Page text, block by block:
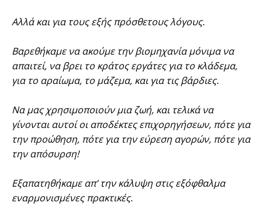
Αλλά και για τους εξής πρόσθετους λόγους.
Βαρεθήκαμε να ακούμε την βιομηχανία μόνιμα να
απαιτεί, να βρει το κράτος εργάτες για το κλάδεμα,
για το αραίωμα, το μάζεμα, και για τις βάρδιες.
Να μας χρησιμοποιούν μια ζωή, και τελικά να
γίνονται αυτοί οι αποδέκτες επιχορηγήσεων, πότε για
την προώθηση, πότε για την εύρεση αγορών, πότε για
την απόσυρση!
Εξαπατηθήκαμε απ’ την κάλυψη στις εξόφθαλμα
εναρμονισμένες πρακτικές.